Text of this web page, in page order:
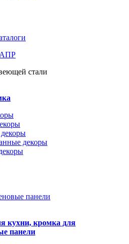
декоры
кухни, кромка для
панели